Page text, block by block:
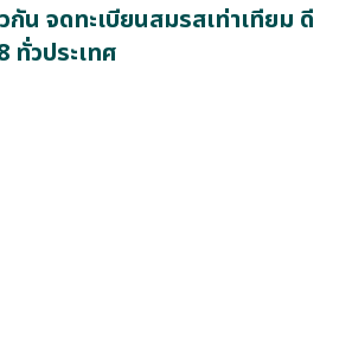
น จดทะเบียนสมรสเท่าเทียม ดี
ทั่วประเทศ